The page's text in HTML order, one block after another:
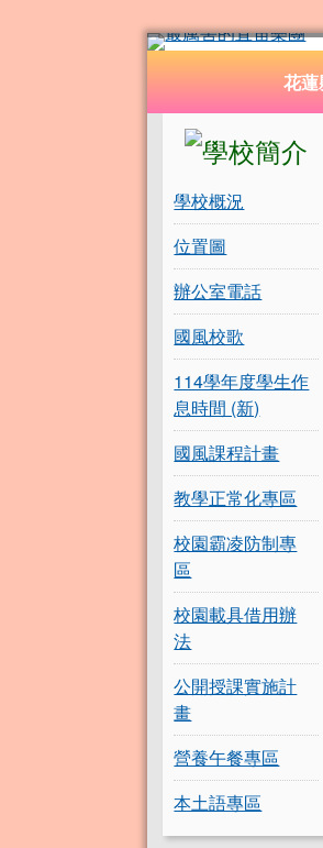
花蓮縣立國風國
導覽列 花
左邊區域
學校概況
位置圖
辦公室電話
國風校歌
114學年度學生作
息時間 (新)
國風課程計畫
教學正常化專區
校園霸凌防制專
區
校園載具借用辦
法
公開授課實施計
畫
營養午餐專區
本土語專區
頁尾區域